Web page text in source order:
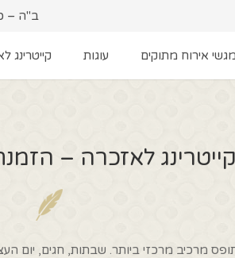
ב"ה –
מגשי אירוח מתוקים עוגות קייטרינג
לאזכרה –
מרכיב מרכזי ביותר. שבתות, חגים, יום